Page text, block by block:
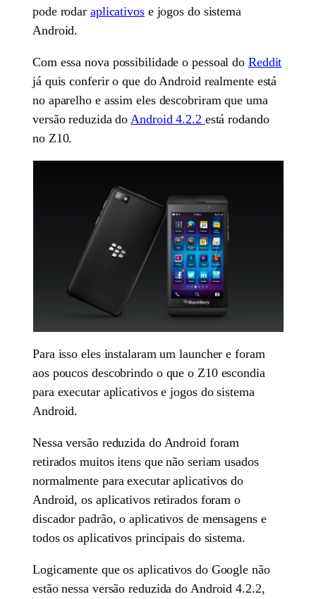
pode rodar aplicativose jogos do sistema
Android.
Com essa nova possibilidade o pessoal do Reddit
já quis conferir o que do Android realmente está
no aparelho e assim eles descobriram que uma
versão reduzida do Android 4.2.2 está rodando
no Z10.
Para isso eles instalaram um launcher e foram
aos poucos descobrindo o que o Z10 escondia
para executar aplicativos e jogos do sistema
Android.
Nessa versão reduzida do Android foram
retirados muitos itens que não seriam usados
normalmente para executar aplicativos do
Android, os aplicativos retirados foram o
discador padrão, o aplicativos de mensagens e
todos os aplicativos principais do sistema.
Logicamente que os aplicativos do Google não
estão nessa versão reduzida do Android 4.2.2,